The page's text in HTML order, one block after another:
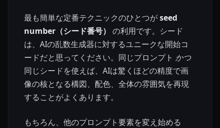
最も簡単な定番テクニックのひとつがseed
number（シード番号） の利用です。シード
は、AIの乱数生成器に対するユニークな開始コ
ードだと思ってください。同じプロンプト かつ
同じシードを使えば、AIは驚くほどの精度で画
像の核となる構図、配色、全体の雰囲気を再現
することがよくあります。
もちろん、他のプロンプト要素を変え始める